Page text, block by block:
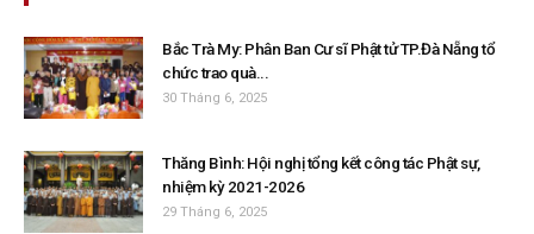
Bắc Trà My: Phân Ban Cư sĩ Phật tử TP.Đà Nẵng tổ
chức trao quà...
30 Tháng 6, 2025
Thăng Bình: Hội nghị tổng kết công tác Phật sự,
nhiệm kỳ 2021-2026
29 Tháng 6, 2025